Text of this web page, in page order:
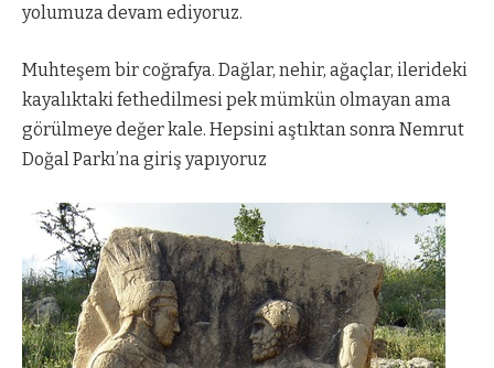
yolumuza devam ediyoruz.
Muhteşem bir coğrafya. Dağlar, nehir, ağaçlar, ilerideki
kayalıktaki fethedilmesi pek mümkün olmayan ama
görülmeye değer kale. Hepsini aştıktan sonra Nemrut
Doğal Parkı’na giriş yapıyoruz